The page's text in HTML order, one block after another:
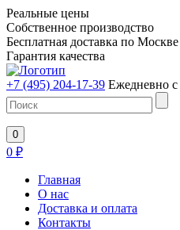
Реальные цены
Собственное производство
Бесплатная доставка по Москве
Гарантия качества
+7 (495) 204-17-39 Ежедневно с
0
0 ₽
Главная
О нас
Доставка и оплата
Контакты